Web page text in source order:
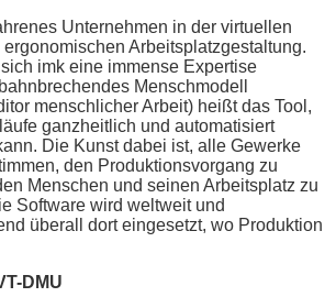
Unternehmen in der virtuellen
Arbeitsplatzgestaltung.
imk eine immense Expertise
Menschmodell
menschlicher Arbeit) heißt das Tool,
ganzheitlich und automatisiert
Die Kunst dabei ist, alle Gewerke
den Produktionsvorgang zu
Menschen und seinen Arbeitsplatz zu
Software wird weltweit und
überall dort eingesetzt, wo Produktion
DMU